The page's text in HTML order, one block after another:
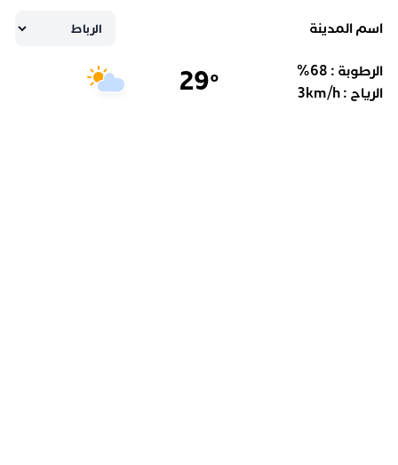
اسم المدينة
الرطوبة : 68
%
الرياح :
3km/h
29